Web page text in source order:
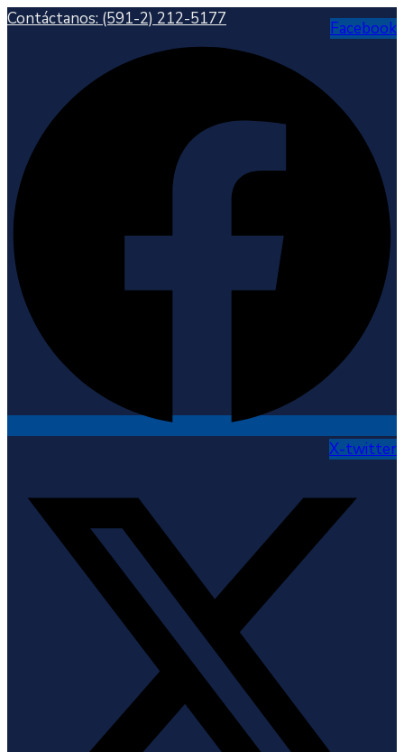
Contáctanos: (591-2) 212-5177 Facebook
X-twitter